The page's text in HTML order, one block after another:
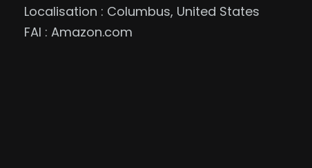
Localisation : Columbus, United States
FAI : Amazon.com